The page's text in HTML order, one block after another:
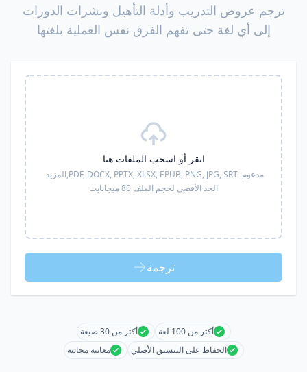
ترجم عروض التدريب وأدلة التأهيل ونشرات الدورات
إلى أي لغة حتى تفهم الفرق نفس العملية بلغتها
انقر أو اسحب الملفات هنا
مدعوم: PDF, DOCX, PPTX, XLSX, EPUB, PNG, JPG, SRT, المزيد
الحد الأقصى لحجم الملف 80 ميجابايت
ترجمة
أكثر من 100 لغة
أكثر من 30 صيغة
الحفاظ على التنسيق الأصلي
معاينة مجانية